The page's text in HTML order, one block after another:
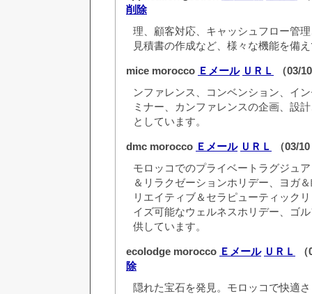
削除
理、顧客対応、キャッシュフロー管
見積書の作成など、様々な機能を備
mice morocco Ｅメール ＵＲＬ
（03/
ンファレンス、コンベンション、イ
ミナー、カンファレンスの企画、設
としています。
dmc morocco Ｅメール ＵＲＬ
（03/
モロッコでのプライベートラグジュ
＆リラクゼーションホリデー、ヨガ
リエイティブ＆セラピューティック
イズ可能なウェルネスホリデー、ゴ
供しています。
ecolodge morocco Ｅメール ＵＲＬ
除
隠れた宝石を発見。モロッコで快適